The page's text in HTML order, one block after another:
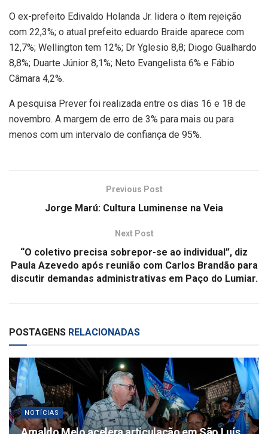
O ex-prefeito Edivaldo Holanda Jr. lidera o ítem rejeição
com 22,3%; o atual prefeito eduardo Braide aparece com
12,7%; Wellington tem 12%; Dr Yglesio 8,8; Diogo Gualhardo
8,8%; Duarte Júnior 8,1%; Neto Evangelista 6% e Fábio
Câmara 4,2%.
A pesquisa Prever foi realizada entre os dias 16 e 18 de
novembro. A margem de erro de 3% para mais ou para
menos com um intervalo de confiança de 95%.
Previous Post
Jorge Marú: Cultura Luminense na Veia
Next Post
“O coletivo precisa sobrepor-se ao individual”, diz
Paula Azevedo após reunião com Carlos Brandão para
discutir demandas administrativas em Paço do Lumiar.
POSTAGENS RELACIONADAS
NOTÍCIAS